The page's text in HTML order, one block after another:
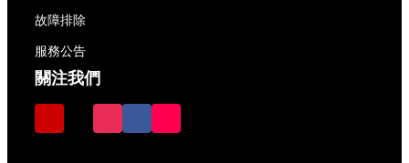
故障排除
服務公告
關注我們